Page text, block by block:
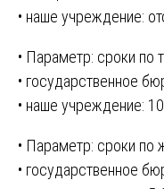
• наше учреждение:
• Параметр: сроки по
• государственное
• наше учреждение:
• Параметр: сроки по
• государственное